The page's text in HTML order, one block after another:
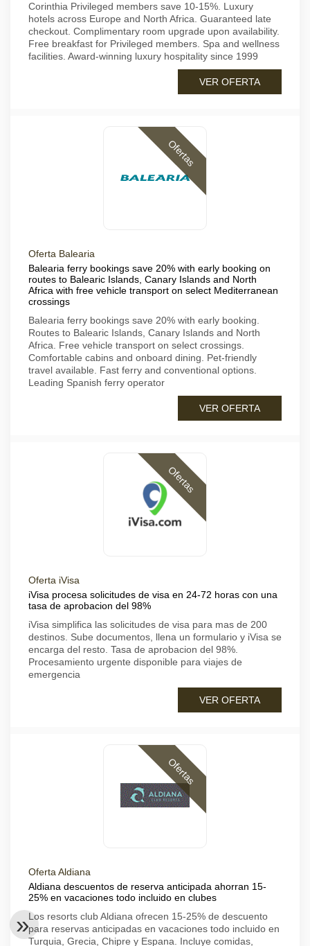
Corinthia Privileged members save 10-15%. Luxury
hotels across Europe and North Africa. Guaranteed late
checkout. Complimentary room upgrade upon availability.
Free breakfast for Privileged members. Spa and wellness
facilities. Award-winning luxury hospitality since 1999
VER OFERTA
Ofertas
Oferta Balearia
Balearia ferry bookings save 20% with early booking on
routes to Balearic Islands, Canary Islands and North
Africa with free vehicle transport on select Mediterranean
crossings
Balearia ferry bookings save 20% with early booking.
Routes to Balearic Islands, Canary Islands and North
Africa. Free vehicle transport on select crossings.
Comfortable cabins and onboard dining. Pet-friendly
travel available. Fast ferry and conventional options.
Leading Spanish ferry operator
VER OFERTA
Ofertas
Oferta iVisa
iVisa procesa solicitudes de visa en 24-72 horas con una
tasa de aprobacion del 98%
iVisa simplifica las solicitudes de visa para mas de 200
destinos. Sube documentos, llena un formulario y iVisa se
encarga del resto. Tasa de aprobacion del 98%.
Procesamiento urgente disponible para viajes de
emergencia
VER OFERTA
Ofertas
Oferta Aldiana
Aldiana descuentos de reserva anticipada ahorran 15-
25% en vacaciones todo incluido en clubes
Los resorts club Aldiana ofrecen 15-25% de descuento
para reservas anticipadas en vacaciones todo incluido en
Turquia, Grecia, Chipre y Espana. Incluye comidas,